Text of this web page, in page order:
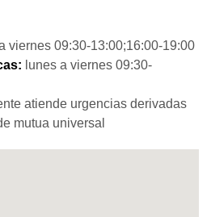
viernes 09:30-13:00;16:00-19:00
lunes a viernes 09:30-
atiende urgencias derivadas
mutua universal